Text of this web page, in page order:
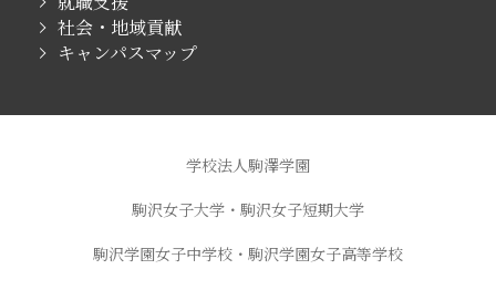
社会・地域貢献
キャンパスマップ
学校法人駒澤学園
駒沢女子大学・駒沢女子短期大学
駒沢学園女子中学校・駒沢学園女子高等学校